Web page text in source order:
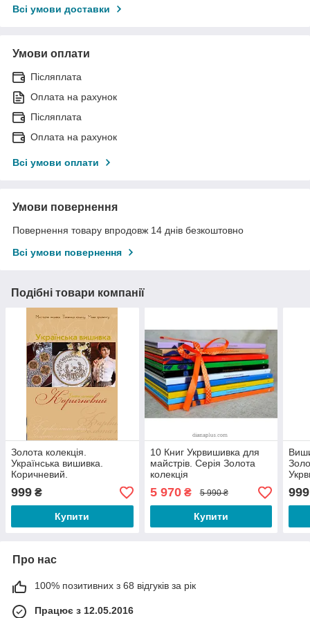
Всі умови доставки
Умови оплати
Післяплата
Оплата на рахунок
Післяплата
Оплата на рахунок
Всі умови оплати
Умови повернення
Повернення товару впродовж 14 днів безкоштовно
Всі умови повернення
Подібні товари компанії
Золота колекція.
Українська вишивка.
Коричневий.
999 ₴
Купити
10 Книг Укрвишивка для
майстрів. Серія Золота
колекція
5 970₴ 5 990 ₴
Купити
999
Про нас
100% позитивних з 68 відгуків за рік
Працює з 12.05.2016